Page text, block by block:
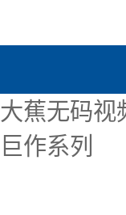
大蕉无码视
巨作系列